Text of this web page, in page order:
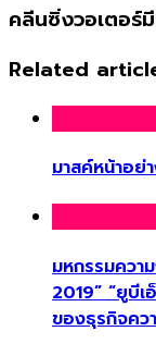
คลีนซิ่งวอเตอร์
Related
มาสค์หน้าอย่
มหกรรมควา
2019” “ยูบีเ
ของธุรกิจคว